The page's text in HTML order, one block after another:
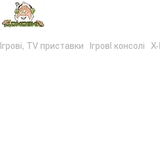
Ігрові, TV приставки ІгровІ консолі